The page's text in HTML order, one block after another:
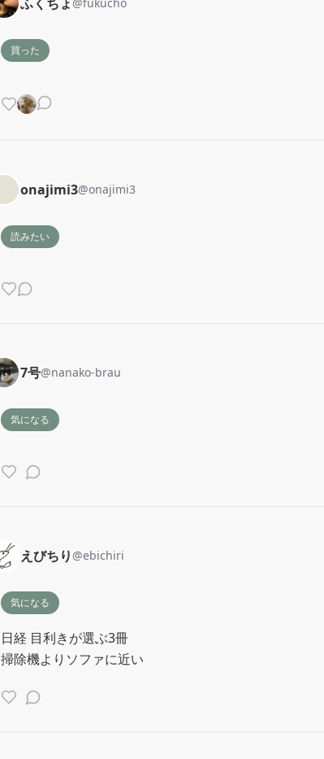
買った
onajimi3@onajimi3
読みたい
7号@nanako-brau
気になる
えびちり @ebichiri
気になる
日経 目利きが選ぶ3冊
掃除機よりソファに近い